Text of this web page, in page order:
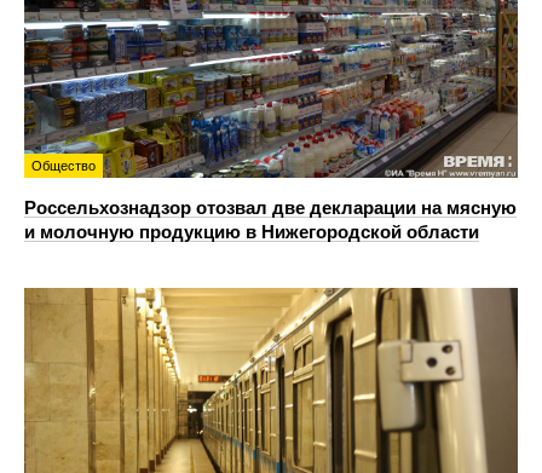
Общество
Россельхознадзор отозвал две декларации на мясную
и молочную продукцию в Нижегородской области